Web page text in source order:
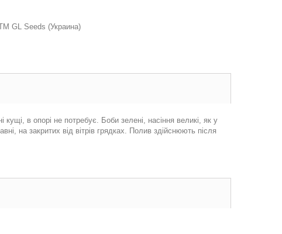
GL Seeds (Украина)
в опорі не потребує. Боби зелені, насіння великі, як у
на закритих від вітрів грядках. Полив здійснюють після